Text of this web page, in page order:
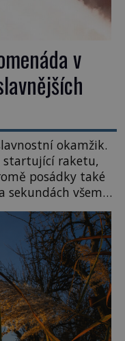
v
okamžik.
startující raketu,
posádky také
sekundách všem
Jejich
daňové
Na druhou stranu
Na malé kousky